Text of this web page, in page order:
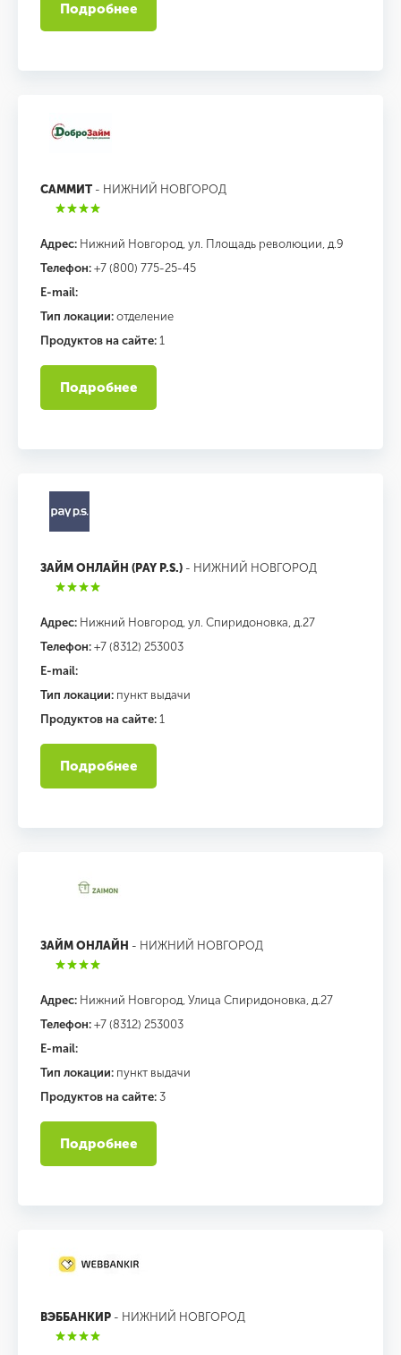
Подробнее
САММИТ - НИЖНИЙ НОВГОРОД
Адрес: Нижний Новгород, ул. Площадь революции, д.9
Телефон: +7 (800) 775-25-45
E-mail:
Тип локации: отделение
Продуктов на сайте: 1
Подробнее
ЗАЙМ ОНЛАЙН (PAY P.S.) - НИЖНИЙ НОВГОРОД
Адрес: Нижний Новгород, ул. Спиридоновка, д.27
Телефон: +7 (8312) 253003
E-mail:
Тип локации: пункт выдачи
Продуктов на сайте: 1
Подробнее
ЗАЙМ ОНЛАЙН - НИЖНИЙ НОВГОРОД
Адрес: Нижний Новгород, Улица Спиридоновка, д.27
Телефон: +7 (8312) 253003
E-mail:
Тип локации: пункт выдачи
Продуктов на сайте: 3
Подробнее
ВЭББАНКИР - НИЖНИЙ НОВГОРОД